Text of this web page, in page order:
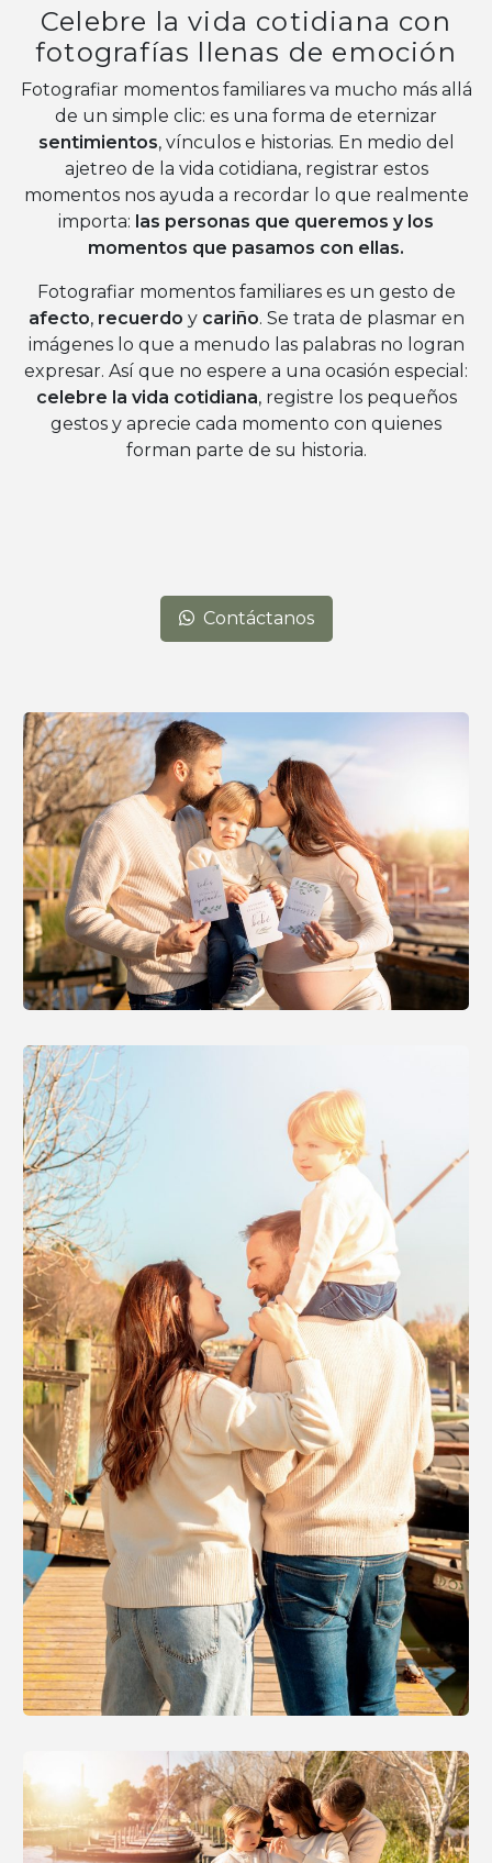
Celebre la vida cotidiana con
fotografías llenas de emoción
Fotografiar momentos familiares va mucho más allá
de un simple clic: es una forma de eternizar
sentimientos, vínculos e historias. En medio del
ajetreo de la vida cotidiana, registrar estos
momentos nos ayuda a recordar lo que realmente
importa: las personas que queremos y los
momentos que pasamos con ellas.
Fotografiar momentos familiares es un gesto de
afecto, recuerdo y cariño. Se trata de plasmar en
imágenes lo que a menudo las palabras no logran
expresar. Así que no espere a una ocasión especial:
celebre la vida cotidiana, registre los pequeños
gestos y aprecie cada momento con quienes
forman parte de su historia.
Contáctanos